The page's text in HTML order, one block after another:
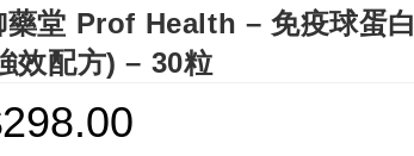
藥堂 Prof Health – 免疫球蛋白
效配方) – 30粒
298.00